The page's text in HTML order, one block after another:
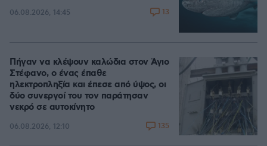
06.08.2026, 14:45 13
Πήγαν να κλέψουν καλώδια στον Άγιο
Στέφανο, ο ένας έπαθε
ηλεκτροπληξία και έπεσε από ύψος, οι
δύο συνεργοί του τον παράτησαν
νεκρό σε αυτοκίνητο
06.08.2026, 12:10 135